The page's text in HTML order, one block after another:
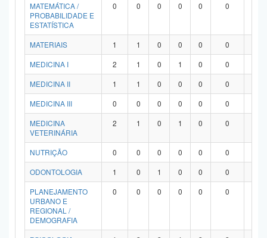
MATEMÁTICA /
PROBABILIDADE E
ESTATÍSTICA
0 0 0 0 0 0
MATERIAIS 1 1 0 0 0 0
MEDICINA I
2 1 0 1 0 0
MEDICINA II
1 1 0 0 0 0
MEDICINA III
0 0 0 0 0 0
MEDICINA
VETERINÁRIA
2 1 0 1 0 0
NUTRIÇÃO 0 0 0 0 0 0
ODONTOLOGIA
1 0 1 0 0 0
PLANEJAMENTO
URBANO E
REGIONAL /
DEMOGRAFIA
0 0 0 0 0 0